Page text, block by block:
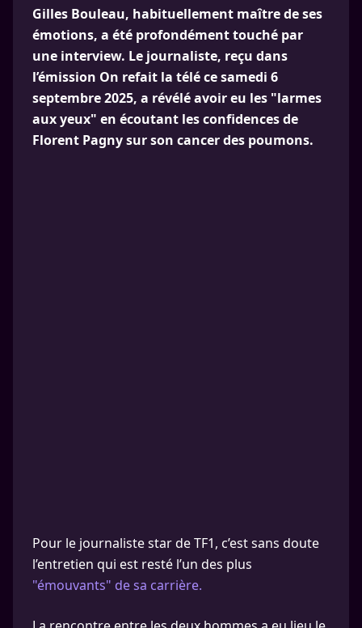
Gilles Bouleau, habituellement maître de ses
émotions, a été profondément touché par
une interview. Le journaliste, reçu dans
l’émission On refait la télé ce samedi 6
septembre 2025, a révélé avoir eu les "larmes
aux yeux" en écoutant les confidences de
Florent Pagny sur son cancer des poumons.
Pour le journaliste star de TF1, c’est sans doute
l’entretien qui est resté l’un des plus
"émouvants" de sa carrière.